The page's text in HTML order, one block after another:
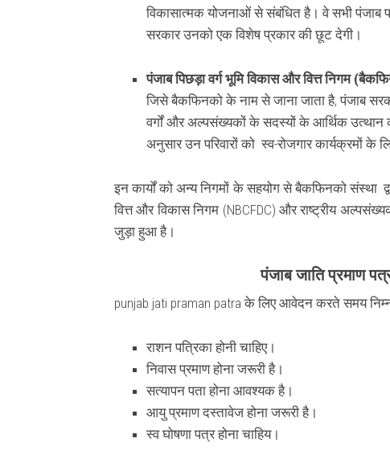
विकासात्मक योजनाओं से संबंधित है। वे सभी पंजाब
सरकार उनको एक विशेष प्रकार की छूट देगी।
पंजाब पिछड़ा वर्ग भूमि विकास और वित्त निगम
जिसे बैकफिनको के नाम से जाना जाता है, पंजाब
वर्गों और अल्पसंख्यकों के सदस्यों के आर्थिक
अनुसार उन परिवारों को स्व-रोजगार कार्यक्रमों के
इन कार्यों को अन्य निगमों के सहयोग से बैकफिनको संस्था
वित्त और विकास निगम (NBCFDC) और राष्ट्रीय
जुड़ा हुआ है।
पंजाब जाति प्रमाण
punjab jati praman patra के लिए आवेदन करते समय
राशन पत्रिका होनी चाहिए।
निवास प्रमाण होना जरूरी है।
सत्यापन पता होना आवश्यक है।
आयु प्रमाण दस्तावेज होना जरूरी है।
स्व घोषणा पत्र होना चाहिय।